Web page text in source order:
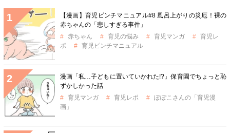
【漫画】育児ピンチマニュアル#8 風呂上がりの災厄！裸の
赤ちゃんの「悲しすぎる事件」
赤ちゃん
育児の悩み 育児マンガ
育児レ
ポ
育児ピンチマニュアル
漫画「私…子どもに置いていかれた!?」保育園でちょっと恥
ずかしかった話
育児マンガ
育児レポ
ぽぽこさんの「育児漫
画」